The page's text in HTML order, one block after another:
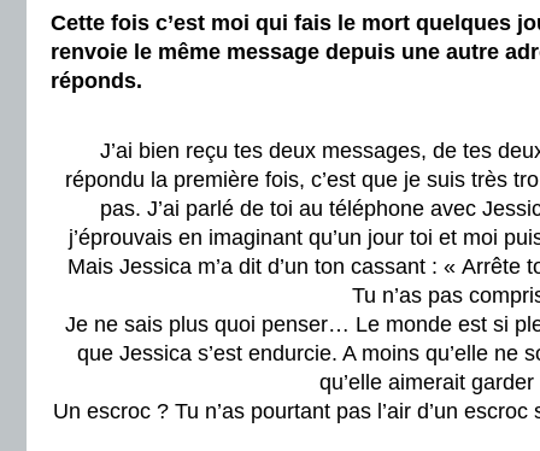
Cette fois c’est moi qui fais le mort quelques
renvoie le même message depuis une autre
réponds.
J’ai bien reçu tes deux messages, de tes
répondu la première fois, c’est que je suis très
pas. J’ai parlé de toi au téléphone avec
j’éprouvais en imaginant qu’un jour toi et moi
Mais Jessica m’a dit d’un ton cassant : « Arrête
Tu n’as pas
Je ne sais plus quoi penser… Le monde est si
que Jessica s’est endurcie. A moins qu’elle ne
qu’elle aimerait
Un escroc ? Tu n’as pourtant pas l’air d’un